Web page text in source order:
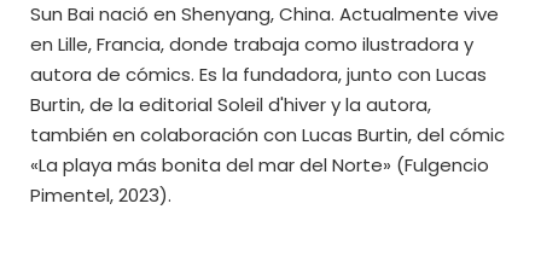
Sun Bai nació en Shenyang, China. Actualmente vive
en Lille, Francia, donde trabaja como ilustradora y
autora de cómics. Es la fundadora, junto con Lucas
Burtin, de la editorial Soleil d'hiver y la autora,
también en colaboración con Lucas Burtin, del cómic
«La playa más bonita del mar del Norte» (Fulgencio
Pimentel, 2023).